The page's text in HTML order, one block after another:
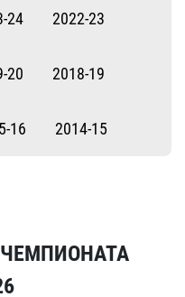
24 2022-23
20 2018-19
16 2014-15
ЧЕМПИОНАТА